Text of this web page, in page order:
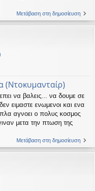
Μετάβαση στη δημοσίευση
(Ντοκυμανταίρ)
να βαλεις... να δουμε σε
ειμαστε ενωμενοι και ενα
αγνοει ο πολυς κοσμος
μετα την πτωση της
Μετάβαση στη δημοσίευση